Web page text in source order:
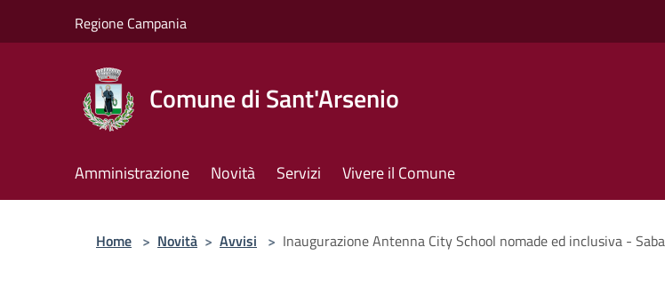
Regione Campania
Comune di Sant'Arsenio
Amministrazione Novità Servizi Vivere il Comune
Home > Novità > Avvisi > Inaugurazione Antenna City School nomade ed inclusiva -